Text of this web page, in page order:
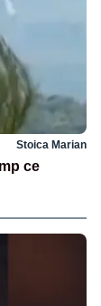
Stoica Marian
ce